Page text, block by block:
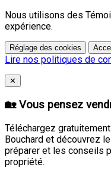
Nous utilisons des
expérience.
Réglage des cookies
Lire nos politiques de
Close
✕
🏡 Vous pensez
Téléchargez
Bouchard et découvrez
préparer et les conseils
propriété.